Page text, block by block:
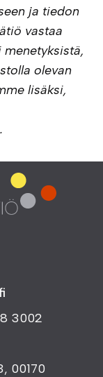
ja tiedon
vastaa
olevan
lisäksi,
3002
00170